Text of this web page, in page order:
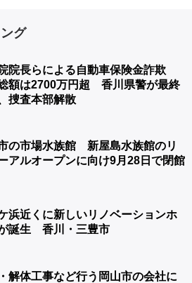
グ
院長らによる自動車保険金詐欺
額は2700万円超 香川県警が最終
捜査本部解散
の市場水族館 新屋島水族館のリ
アルオープンに向け9月28日で閉館
浜近くに新しいリノベーションホ
誕生 香川・三豊市
解体工事など行う岡山市の会社に